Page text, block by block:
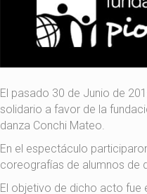
El pasado 30 de Junio de
solidario a favor de la
danza Conchi Mateo.
En el espectáculo
coreografías de alumnos de
El objetivo de dicho acto fue